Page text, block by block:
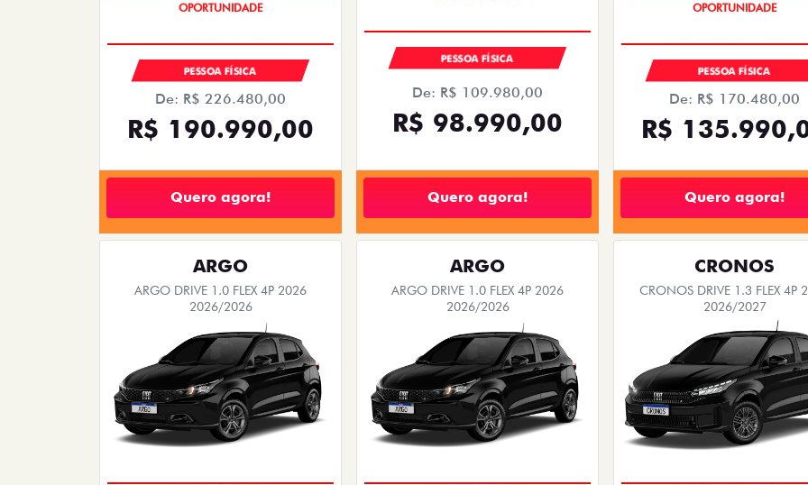
TODOS PESSOA FÍSICA TAXISTA PRODUTOR RURAL CNPJ E
As melhores ofertas Fiat em Juiz de Fora, MG
Está na hora de realizar o sonho do carro próprio! Confira abaixo as melhoras
de Fora, MG
. Condições imperdíveis e promoções Fiat exclusivas para você!
FASTBACK
FASTBACK TURBO 200 FLEX AT 2026
ARGO
ARGO DRIVE 1.3 AT FLEX 4P 2026
FASTBACK
FASTBACK TURBO 200 FLEX AT